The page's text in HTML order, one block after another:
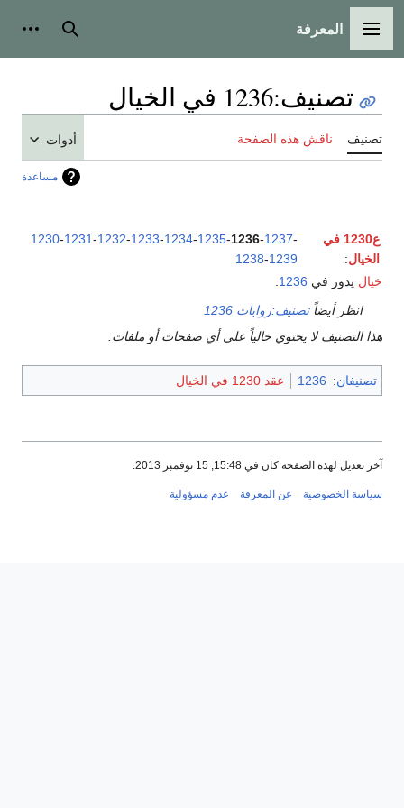
القائمة الرئيسية
المعرفة بحث
تصنيف:1236 في الخيال
تصنيف ناقش هذه الصفحة أدوات
مساعدة
ع1230 في
الخيال:
1230-1231-1232-1233-1234-1235-1236-1237-
1238-1239
خيال يدور في 1236
انظر أيضاًتصنيف:روايات 1236
هذا التصنيف لا يحتوي حالياً على أي صفحات أو ملفات.
تصنيفان:
1236 عقد 1230 في الخيال
آخر تعديل لهذه الصفحة كان في 15:48, 15 نوفمبر 2013.
سياسة الخصوصية عن المعرفة عدم مسؤولية